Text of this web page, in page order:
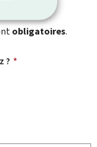
obligatoires.
? *